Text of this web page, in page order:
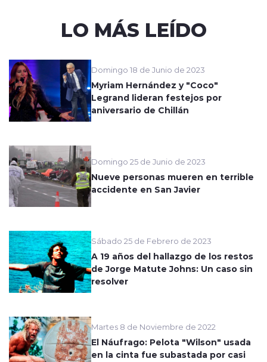
LO MÁS LEÍDO
Domingo 18 de Junio de 2023
Myriam Hernández y "Coco"
Legrand lideran festejos por
aniversario de Chillán
Domingo 25 de Junio de 2023
Nueve personas mueren en terrible
accidente en San Javier
Sábado 25 de Febrero de 2023
A 19 años del hallazgo de los restos
de Jorge Matute Johns: Un caso sin
resolver
Martes 8 de Noviembre de 2022
El Náufrago: Pelota "Wilson" usada
en la cinta fue subastada por casi